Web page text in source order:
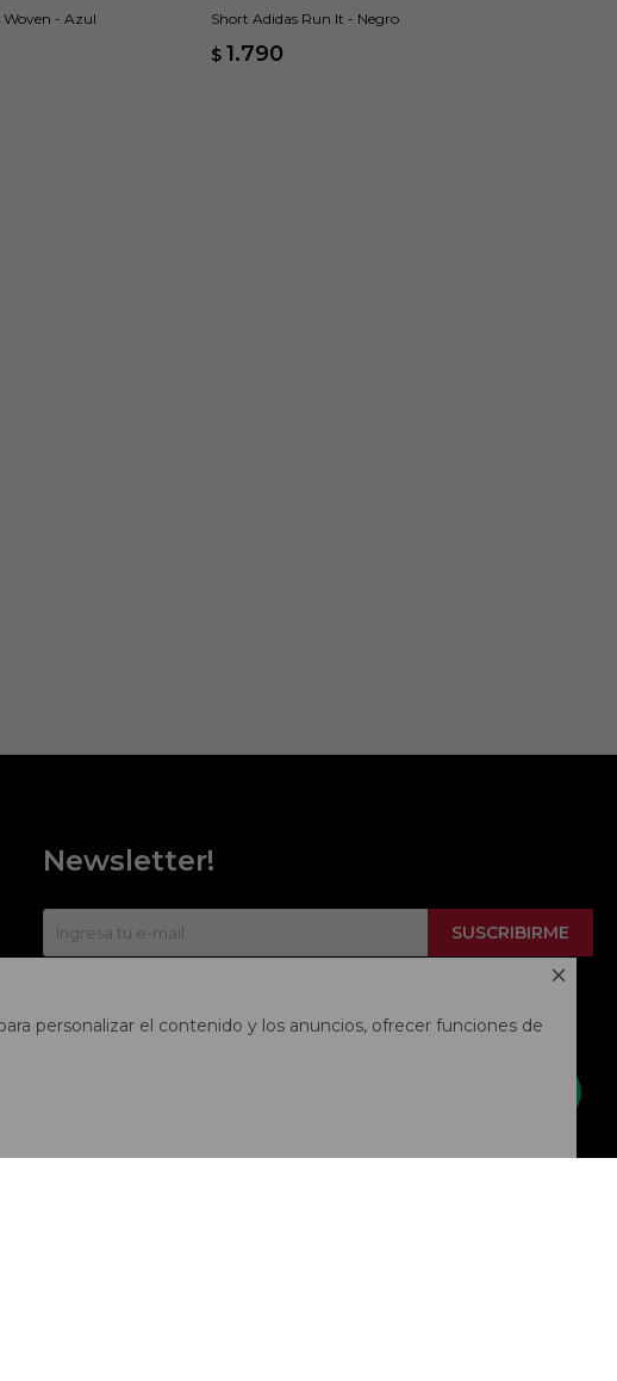

personalizar el contenido y los anuncios, ofrecer funciones de
Woven - Azul Short Adidas Run It - Negro
$ 1.790
Newsletter!
SUSCRIBIRME
  